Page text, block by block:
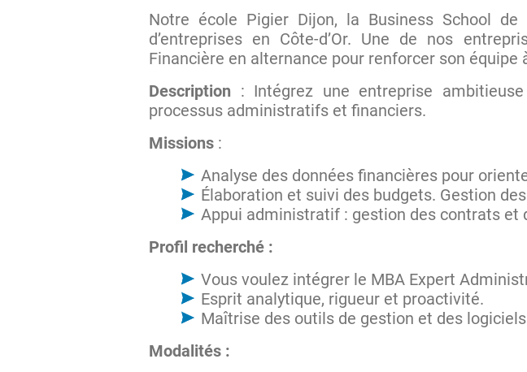
Notre école Pigier Dijon, la Business School
d’entreprises en Côte-d’Or. Une de nos
Financière en alternance pour renforcer son
Description : Intégrez une entreprise
processus administratifs et financiers.
Missions :
Analyse des données financières pour
Élaboration et suivi des budgets. Gestion
Appui administratif : gestion des contrats et
Profil recherché :
Vous voulez intégrer le MBA Expert
Esprit analytique, rigueur et proactivité.
Maîtrise des outils de gestion et des
Modalités :